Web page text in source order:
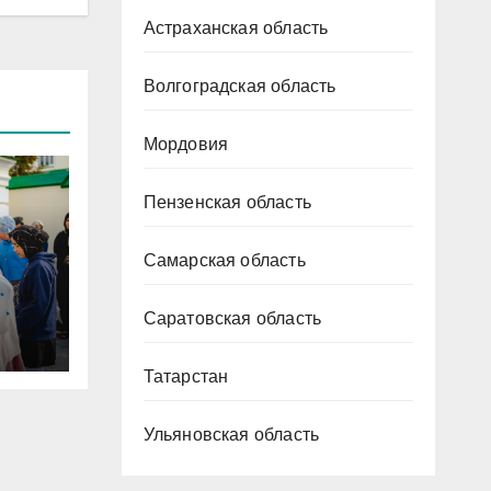
Астраханская область
Волгоградская область
Мордовия
Пензенская область
Самарская область
Саратовская область
Татарстан
Ульяновская область